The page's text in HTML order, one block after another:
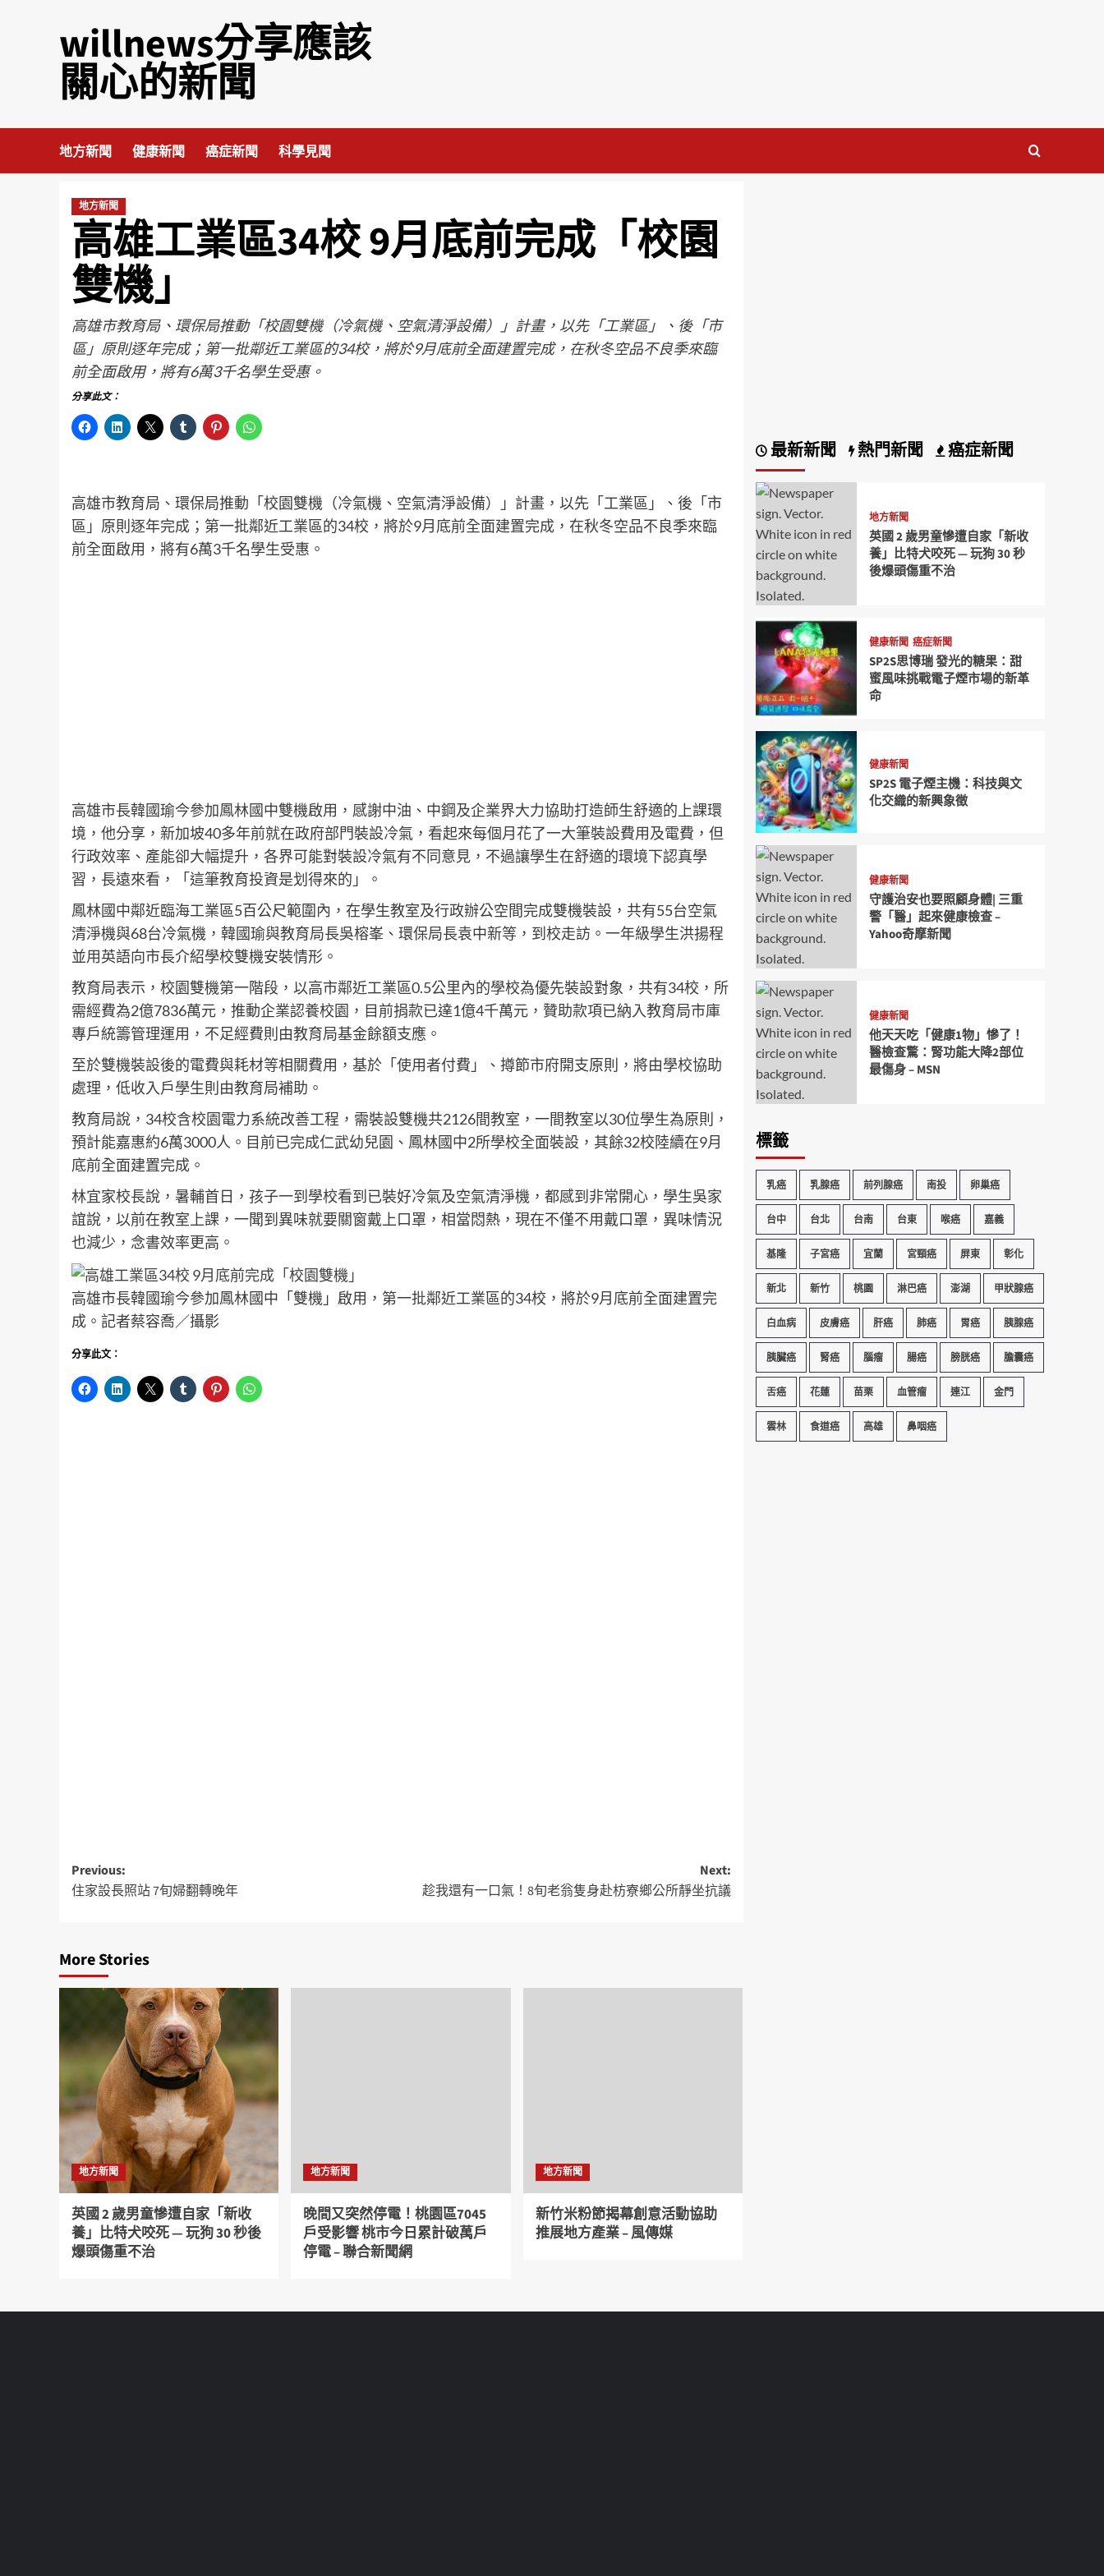
willnews分享應該
關心的新聞
地方新聞 健康新聞 癌症新聞 科學見聞
地方新聞
高雄工業區34校 9月底前完成「校園
雙機」
高雄市教育局、環保局推動「校園雙機（冷氣機、空氣清淨設備）」計畫，以先「工業區」、後「市
區」原則逐年完成；第一批鄰近工業區的34校，將於9月底前全面建置完成，在秋冬空品不良季來臨
前全面啟用，將有6萬3千名學生受惠。
分享此文：
高雄市教育局、環保局推動「校園雙機（冷氣機、空氣清淨設備）」計畫，以先「工業區」、後「市
區」原則逐年完成；第一批鄰近工業區的34校，將於9月底前全面建置完成，在秋冬空品不良季來臨
前全面啟用，將有6萬3千名學生受惠。
高雄市長韓國瑜今參加鳳林國中雙機啟用，感謝中油、中鋼及企業界大力協助打造師生舒適的上課環
境，他分享，新加坡40多年前就在政府部門裝設冷氣，看起來每個月花了一大筆裝設費用及電費，但
行政效率、產能卻大幅提升，各界可能對裝設冷氣有不同意見，不過讓學生在舒適的環境下認真學
習，長遠來看，「這筆教育投資是划得來的」。
鳳林國中鄰近臨海工業區5百公尺範圍內，在學生教室及行政辦公空間完成雙機裝設，共有55台空氣
清淨機與68台冷氣機，韓國瑜與教育局長吳榕峯、環保局長袁中新等，到校走訪。一年級學生洪揚程
並用英語向市長介紹學校雙機安裝情形。
教育局表示，校園雙機第一階段，以高市鄰近工業區0.5公里內的學校為優先裝設對象，共有34校，所
需經費為2億7836萬元，推動企業認養校園，目前捐款已達1億4千萬元，贊助款項已納入教育局市庫
專戶統籌管理運用，不足經費則由教育局基金餘額支應。
至於雙機裝設後的電費與耗材等相關費用，基於「使用者付費」、撙節市府開支原則，將由學校協助
處理，低收入戶學生則由教育局補助。
教育局說，34校含校園電力系統改善工程，需裝設雙機共2126間教室，一間教室以30位學生為原則，
預計能嘉惠約6萬3000人。目前已完成仁武幼兒園、鳳林國中2所學校全面裝設，其餘32校陸續在9月
底前全面建置完成。
林宜家校長說，暑輔首日，孩子一到學校看到已裝好冷氣及空氣清淨機，都感到非常開心，學生吳家
誼說，以前在教室上課，一聞到異味就要關窗戴上口罩，相當悶熱，現在不僅不用戴口罩，異味情況
也減少，念書效率更高。
高雄市長韓國瑜今參加鳳林國中「雙機」啟用，第一批鄰近工業區的34校，將於9月底前全面建置完
成。記者蔡容喬／攝影
分享此文：
Previous:
住家設長照站 7旬婦翻轉晚年
Next:
趁我還有一口氣！8旬老翁隻身赴枋寮鄉公所靜坐抗議
More Stories
地方新聞
英國 2 歲男童慘遭自家「新收
養」比特犬咬死 — 玩狗 30 秒後
爆頭傷重不治
地方新聞
晚間又突然停電！桃園區7045
戶受影響 桃市今日累計破萬戶
停電 – 聯合新聞網
地方新聞
新竹米粉節揭幕創意活動協助
推展地方產業 – 風傳媒
最新新聞 熱門新聞 癌症新聞
地方新聞
英國 2 歲男童慘遭自家「新收
養」比特犬咬死 — 玩狗 30 秒
後爆頭傷重不治
健康新聞 癌症新聞
SP2S思博瑞 發光的糖果：甜
蜜風味挑戰電子煙市場的新革
命
健康新聞
SP2S 電子煙主機：科技與文
化交織的新興象徵
健康新聞
守護治安也要照顧身體| 三重
警「醫」起來健康檢查 –
Yahoo奇摩新聞
健康新聞
他天天吃「健康1物」慘了！
醫檢查驚：腎功能大降2部位
最傷身 – MSN
標籤
乳癌 乳腺癌 前列腺癌 南投 卵巢癌
台中 台北 台南 台東 喉癌 嘉義
基隆 子宮癌 宜蘭 宮頸癌 屏東 彰化
新北 新竹 桃園 淋巴癌 澎湖 甲狀腺癌
白血病 皮膚癌 肝癌 肺癌 胃癌 胰腺癌
胰臟癌 腎癌 腦瘤 腸癌 膀胱癌 膽囊癌
舌癌 花蓮 苗栗 血管瘤 連江 金門
雲林 食道癌 高雄 鼻咽癌